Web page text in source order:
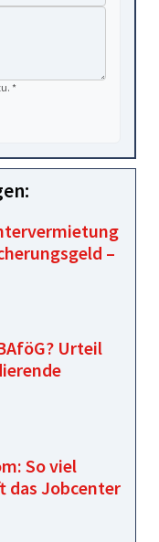
*
–
Urteil
So viel
das Jobcenter